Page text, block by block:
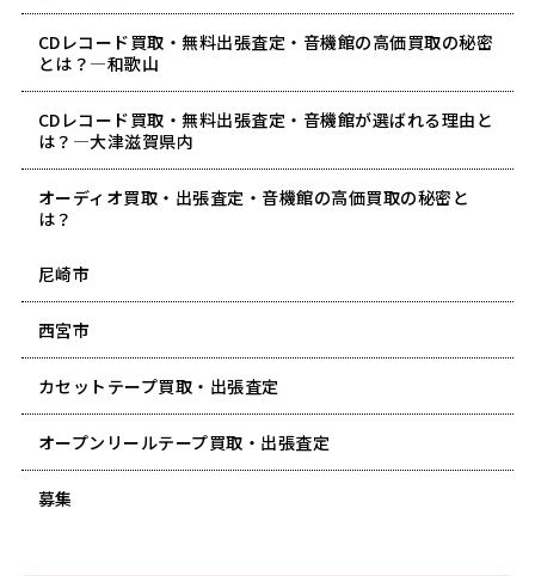
CDレコード買取・無料出張査定・音機館の高価買取の秘密
とは？―和歌山
CDレコード買取・無料出張査定・音機館が選ばれる理由と
は？―大津滋賀県内
オーディオ買取・出張査定・音機館の高価買取の秘密と
は？
尼崎市
西宮市
カセットテープ買取・出張査定
オープンリールテープ買取・出張査定
募集